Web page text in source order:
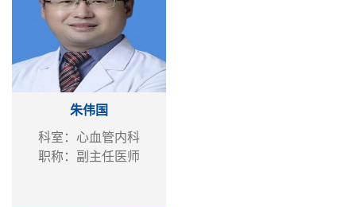
朱伟国
科室：心血管内科
职称：副主任医师